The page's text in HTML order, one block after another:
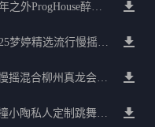
全英文超弹重鼓慢摇精品碰撞光年之外ProgHouse醉美抒情节奏
DJ黄志全中文Electro现场串烧2025梦婷精选流行慢摇合集
国粤语Electro不如遥望潮汐抖音慢摇混合柳州真龙会K吧小厅小康混音
国粤语Club缔造友谊长久慢摇碰撞小陶私人定制跳舞大碟